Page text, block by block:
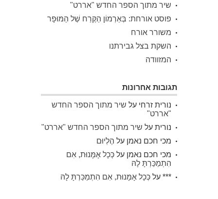
שיר מתוך הספר החדש "אררט"
פוסט אורחת: בְּאַרְמוֹן הַקֶּרַח שֶׁל הַמּוּפָר
משורר אורח
השקת בצל גבירתנו
המזוודה
תגובות אחרונות
נורית זרחי על שיר מתוך הספר החדש
"אררט"
נורית על שיר מתוך הספר החדש "אררט"
מכי חכם נאמן על הֶלְיוּם
מכי חכם נאמן על כְּכָל אָמָּנוּת, אִם
הִתְמַכַּרְתָּ לָהּ
*** על כְּכָל אָמָּנוּת, אִם הִתְמַכַּרְתָּ לָהּ